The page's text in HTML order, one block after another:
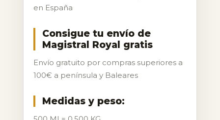
en España
Consigue tu envío de
Magistral Royal gratis
Envío gratuito por compras superiores a
100€ a península y Baleares
Medidas y peso: